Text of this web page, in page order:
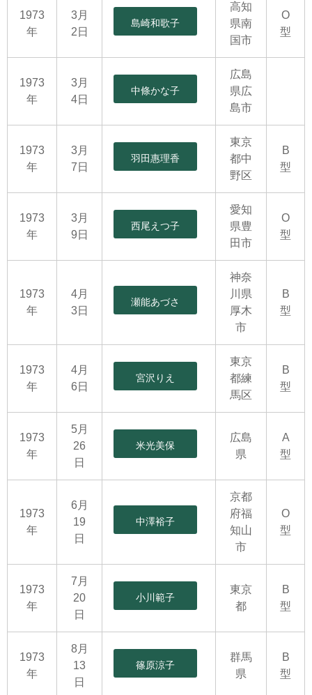
1973
年
3月
2日
島崎和歌子
高知
県南
国市
O
型
1973
年
3月
4日
中條かな子
広島
県広
島市
1973
年
3月
7日
羽田惠理香
東京
都中
野区
B
型
1973
年
3月
9日
西尾えつ子
愛知
県豊
田市
O
型
1973
年
4月
3日
瀬能あづさ
神奈
川県
厚木
市
B
型
1973
年
4月
6日
宮沢りえ
東京
都練
馬区
B
型
1973
年
5月
26
日
米光美保
広島
県
A
型
1973
年
6月
19
日
中澤裕子
京都
府福
知山
市
O
型
1973
年
7月
20
日
小川範子
東京
都
B
型
1973
年
8月
13
日
篠原涼子
群馬
県
B
型